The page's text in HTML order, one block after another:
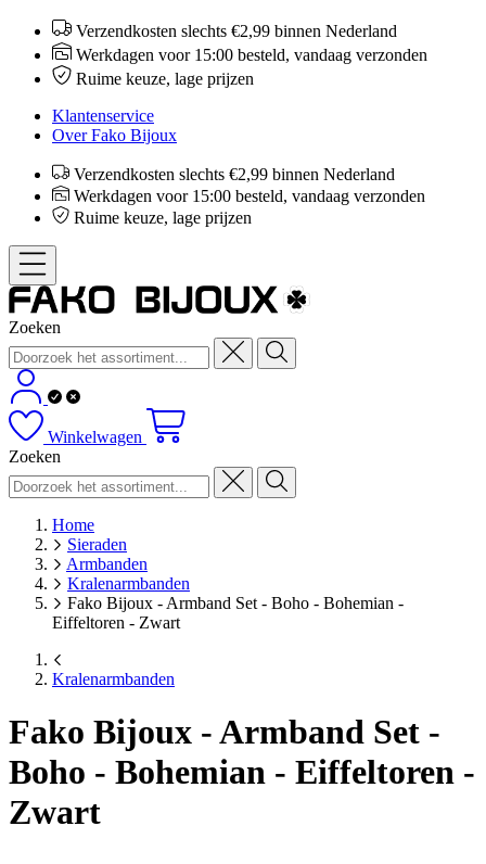
Verzendkosten slechts €2,99 binnen Nederland
Werkdagen voor 15:00 besteld, vandaag verzonden
Ruime keuze, lage prijzen
Klantenservice
Over Fako Bijoux
Verzendkosten slechts €2,99 binnen Nederland
Werkdagen voor 15:00 besteld, vandaag verzonden
Ruime keuze, lage prijzen
Zoeken
Winkelwagen
Zoeken
Home
Sieraden
Armbanden
Kralenarmbanden
Fako Bijoux - Armband Set - Boho - Bohemian -
Eiffeltoren - Zwart
Kralenarmbanden
Fako Bijoux - Armband Set -
Boho - Bohemian - Eiffeltoren -
Zwart